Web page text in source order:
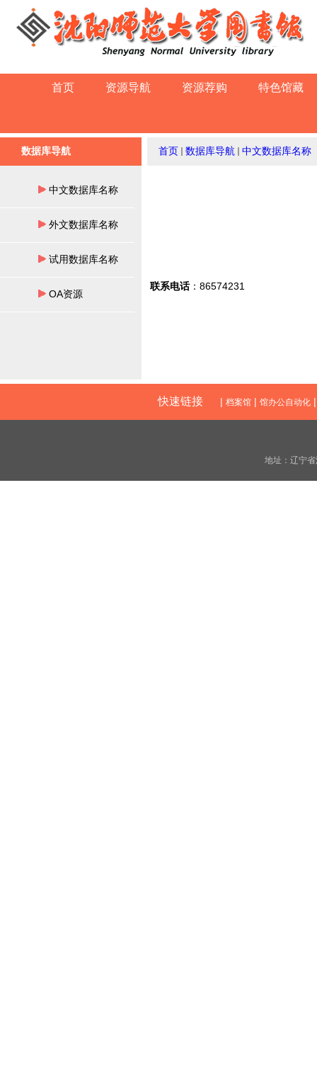
首页 资源导航 资源荐购 特色馆藏
数据库导航
中文数据库名称
外文数据库名称
试用数据库名称
OA资源
首页 数据库导航 中文数据库名称
联系电话：86574231
快速链接 | 档案馆 | 馆办公自动化
地址：辽宁